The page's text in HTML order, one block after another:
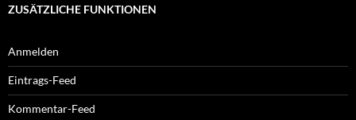
ZUSÄTZLICHE FUNKTIONEN
Anmelden
Eintrags-Feed
Kommentar-Feed